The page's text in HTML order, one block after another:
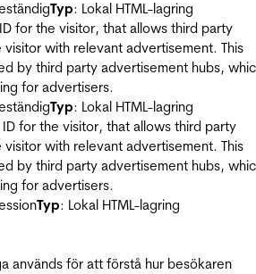
Typ: Lokal HTML-lagring
for the visitor, that allows third party
with relevant advertisement. This
by third party advertisement hubs,
for advertisers.
Typ: Lokal HTML-lagring
ID for the visitor, that allows third party
with relevant advertisement. This
by third party advertisement hubs,
for advertisers.
Typ: Lokal HTML-lagring
används för att förstå hur besökaren